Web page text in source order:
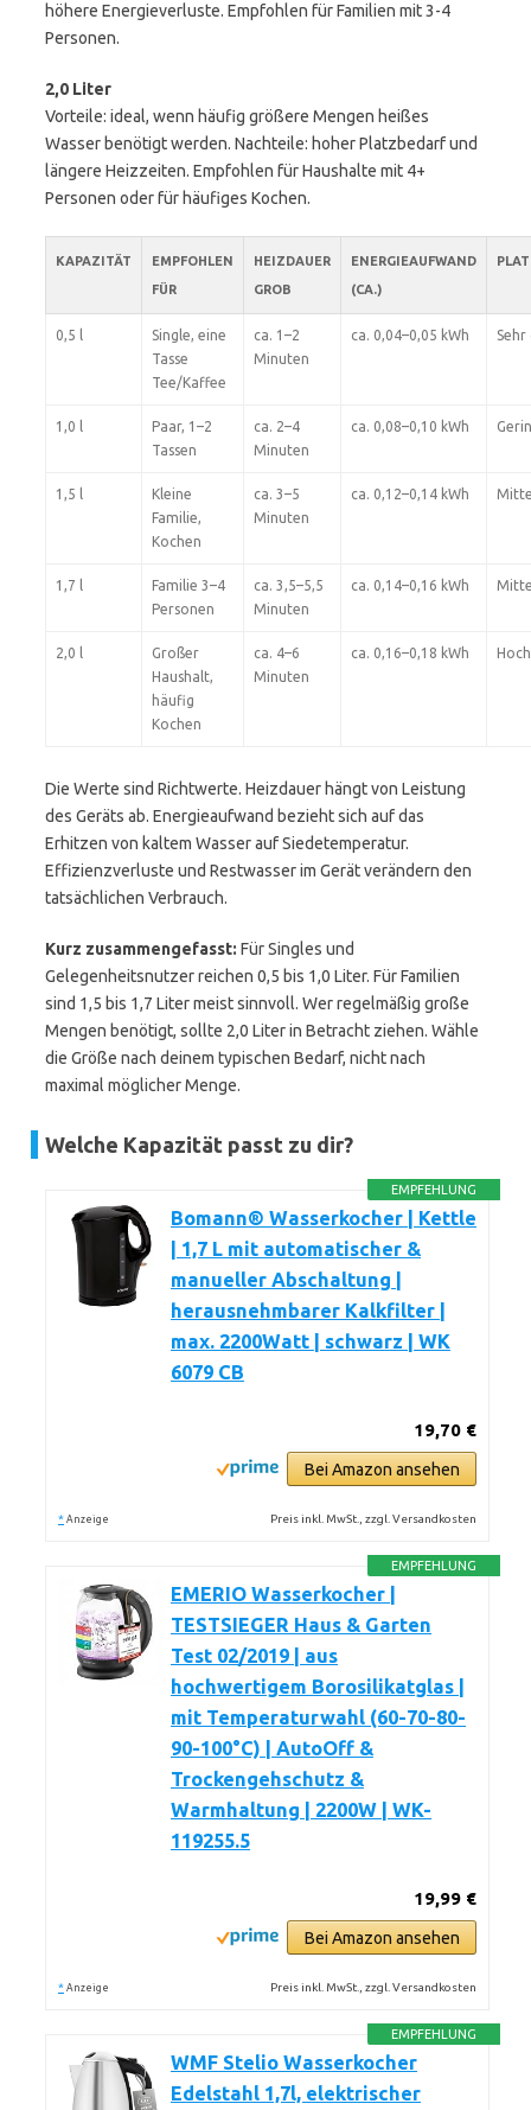
höhere Energieverluste. Empfohlen für Familien mit 3-4
Personen.
2,0 Liter
Vorteile: ideal, wenn häufig größere Mengen heißes
Wasser benötigt werden. Nachteile: hoher Platzbedarf und
längere Heizzeiten. Empfohlen für Haushalte mit 4+
Personen oder für häufiges Kochen.
KAPAZITÄT
EMPFOHLEN
FÜR
HEIZDAUER
GROB
ENERGIEAUFWAND
(CA.)
0,5 l
Single, eine
Tasse
Tee/Kaffee
ca. 1–2
Minuten
ca. 0,04–0,05 kWh Sehr
1,0 l
Paar, 1–2
Tassen
ca. 2–4
Minuten
ca. 0,08–0,10 kWh
1,5 l
Kleine
Familie,
Kochen
ca. 3–5
Minuten
ca. 0,12–0,14 kWh
1,7 l
Familie 3–4
Personen
ca. 3,5–5,5
Minuten
ca. 0,14–0,16 kWh
2,0 l
Großer
Haushalt,
häufig
Kochen
ca. 4–6
Minuten
ca. 0,16–0,18 kWh Hoch
Die Werte sind Richtwerte. Heizdauer hängt von Leistung
des Geräts ab. Energieaufwand bezieht sich auf das
Erhitzen von kaltem Wasser auf Siedetemperatur.
Effizienzverluste und Restwasser im Gerät verändern den
tatsächlichen Verbrauch.
Kurz zusammengefasst: Für Singles und
Gelegenheitsnutzer reichen 0,5 bis 1,0 Liter. Für Familien
sind 1,5 bis 1,7 Liter meist sinnvoll. Wer regelmäßig große
Mengen benötigt, sollte 2,0 Liter in Betracht ziehen. Wähle
die Größe nach deinem typischen Bedarf, nicht nach
maximal möglicher Menge.
Welche Kapazität passt zu dir?
EMPFEHLUNG
Bomann® Wasserkocher | Kettle
| 1,7 L mit automatischer &
manueller Abschaltung |
herausnehmbarer Kalkfilter |
max. 2200Watt | schwarz | WK
6079 CB
19,70 €
Bei Amazon ansehen
* Anzeige Preis inkl. MwSt., zzgl. Versandkosten
EMPFEHLUNG
EMERIO Wasserkocher |
TESTSIEGER Haus & Garten
Test 02/2019 | aus
hochwertigem Borosilikatglas |
mit Temperaturwahl (60-70-80-
90-100°C) | AutoOff &
Trockengehschutz &
Warmhaltung | 2200W | WK-
119255.5
19,99 €
Bei Amazon ansehen
* Anzeige Preis inkl. MwSt., zzgl. Versandkosten
EMPFEHLUNG
WMF Stelio Wasserkocher
Edelstahl 1,7l, elektrischer